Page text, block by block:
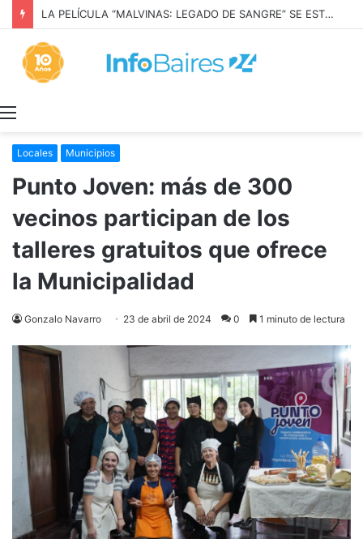
LA PELÍCULA “MALVINAS: LEGADO DE SANGRE” SE ESTRENARÁ EN PRIME VIDEO
Locales Municipios
Punto Joven: más de 300
vecinos participan de los
talleres gratuitos que ofrece
la Municipalidad
Gonzalo Navarro 23 de abril de 2024 0 1 minuto de lectura